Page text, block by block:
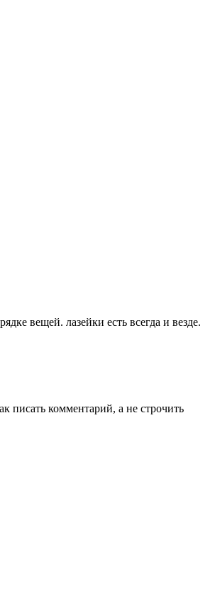
вещей. лазейки есть всегда и везде.
писать комментарий, а не строчить